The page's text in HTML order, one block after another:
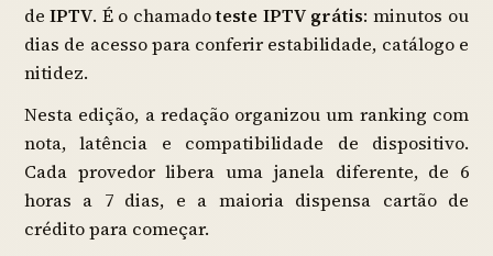
de IPTV. É o chamadoteste IPTV grátis: minutos ou
dias de acesso para conferir estabilidade, catálogo e
nitidez.
Nesta edição, a redação organizou um ranking com
nota, latência e compatibilidade de dispositivo.
Cada provedor libera uma janela diferente, de 6
horas a 7 dias, e a maioria dispensa cartão de
crédito para começar.